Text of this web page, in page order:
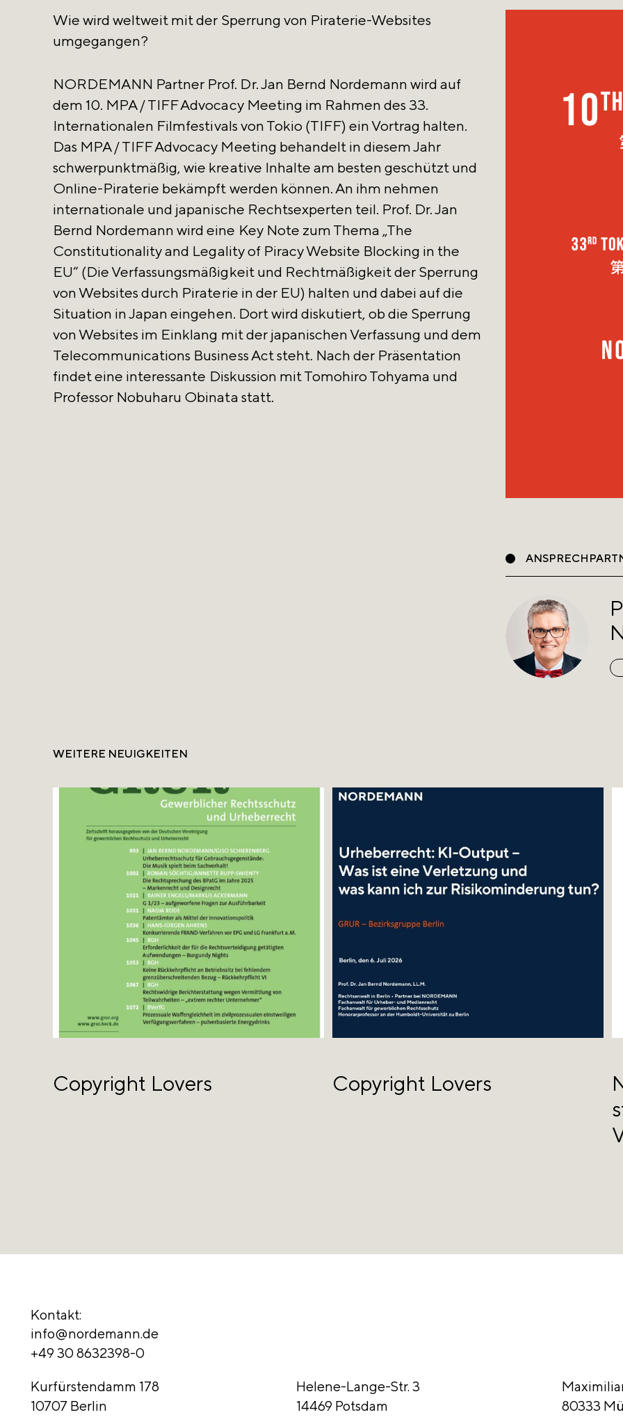
Wie wird weltweit mit der Sperrung von Piraterie-Websites
umgegangen?
NORDEMANN Partner Prof. Dr. Jan Bernd Nordemann wird auf
dem 10. MPA / TIFF Advocacy Meeting im Rahmen des 33.
Internationalen Filmfestivals von Tokio (TIFF) ein Vortrag halten.
Das MPA / TIFF Advocacy Meeting behandelt in diesem Jahr
schwerpunktmäßig, wie kreative Inhalte am besten geschützt und
Online-Piraterie bekämpft werden können. An ihm nehmen
internationale und japanische Rechtsexperten teil. Prof. Dr. Jan
Bernd Nordemann wird eine Key Note zum Thema „The
Constitutionality and Legality of Piracy Website Blocking in the
EU“ (Die Verfassungsmäßigkeit und Rechtmäßigkeit der Sperrung
von Websites durch Piraterie in der EU) halten und dabei auf die
Situation in Japan eingehen. Dort wird diskutiert, ob die Sperrung
von Websites im Einklang mit der japanischen Verfassung und dem
Telecommunications Business Act steht. Nach der Präsentation
findet eine interessante Diskussion mit Tomohiro Tohyama und
Professor Nobuharu Obinata statt.
WEITERE NEUIGKEITEN
Copyright Lovers Copyright Lovers
Kontakt:
info@nordemann.de
+49 30 8632398-0
Kurfürstendamm 178
10707 Berlin
Helene-Lange-Str. 3
14469 Potsdam
80333